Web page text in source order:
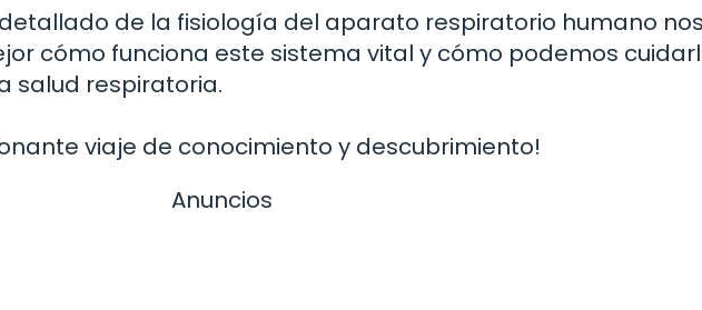
de la fisiología del aparato respiratorio humano nos
cómo funciona este sistema vital y cómo podemos
salud respiratoria.
viaje de conocimiento y descubrimiento!
Anuncios